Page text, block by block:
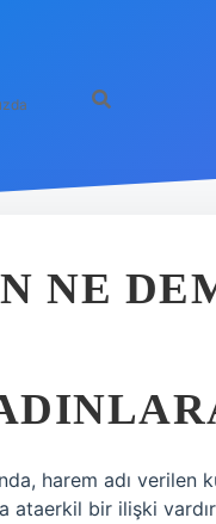
NE
harem adı
ataerkil bir ilişki